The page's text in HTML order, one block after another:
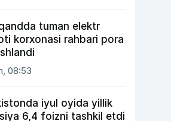
tuman elektr
korxonasi rahbari pora
08:53
iyul oyida yillik
6,4 foizni tashkil etdi